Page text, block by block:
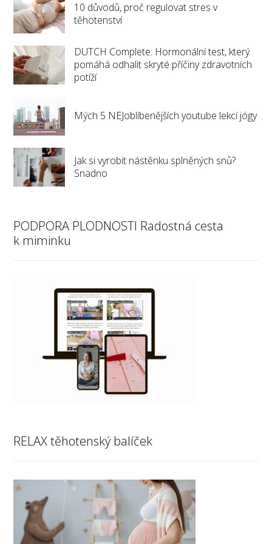
10 důvodů, proč regulovat stres v
těhotenství
DUTCH Complete: Hormonální test, který
pomáhá odhalit skryté příčiny zdravotních
potíží
Mých 5 NEJoblíbenějších youtube lekcí jógy
Jak si vyrobit nástěnku splněných snů?
Snadno
PODPORA PLODNOSTI Radostná cesta
k miminku
RELAX těhotenský balíček